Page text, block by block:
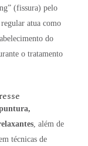
(fissura) pelo
atua como
do
o tratamento
, além de
técnicas de